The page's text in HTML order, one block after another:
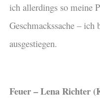
ich allerdings so meine
Geschmackssache – ich
ausgestiegen.
Feuer – Lena Richter